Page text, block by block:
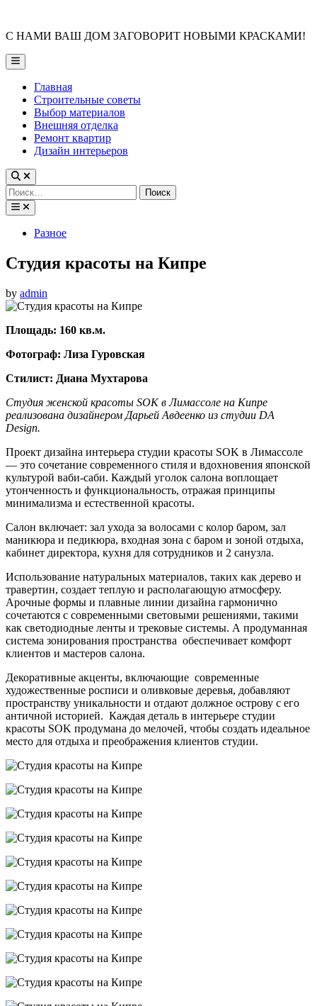
content
С НАМИ ВАШ ДОМ ЗАГОВОРИТ НОВЫМИ КРАСКАМИ!
Main
Menu
Главная
Строительные советы
Выбор материалов
Внешняя отделка
Ремонт квартир
Дизайн интерьеров
Найти:
PostedРазное
Студия красоты на Кипре
by admin
Площадь: 160 кв.м.
Фотограф: Лиза Гуровская
Стилист: Диана Мухтарова
Студия женской красоты SOKв Лимассоле на Кипре
реализована дизайнером Дарьей Авдеенко из студии DA
Design.
Проект дизайна интерьера студии красоты SOK в Лимассоле
— это сочетание современного стиля и вдохновения японской
культурой ваби-саби. Каждый уголок салона воплощает
утонченность и функциональность, отражая принципы
минимализма и естественной красоты.
Салон включает: зал ухода за волосами с колор баром, зал
маникюра и педикюра, входная зона с баром и зоной отдыха,
кабинет директора, кухня для сотрудников и 2 санузла.
Использование натуральных материалов, таких как дерево и
травертин, создает теплую и располагающую атмосферу.
Арочные формы и плавные линии дизайна гармонично
сочетаются с современными световыми решениями, такими
как светодиодные ленты и трековые системы. А продуманная
система зонирования пространства обеспечивает комфорт
клиентов и мастеров салона.
Декоративные акценты, включающие современные
художественные росписи и оливковые деревья, добавляют
пространству уникальности и отдают должное острову с его
античной историей. Каждая деталь в интерьере студии
красоты SOK продумана до мелочей, чтобы создать идеальное
место для отдыха и преображения клиентов студии.